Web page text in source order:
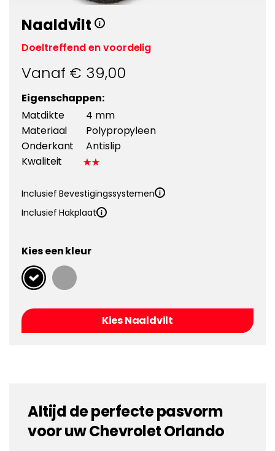
Naaldvilt
Doeltreffend en voordelig
Vanaf € 39,00
Eigenschappen:
Matdikte
4 mm
Materiaal
Polypropyleen
Onderkant
Antislip
Kwaliteit
Inclusief Bevestigingssystemen
Inclusief Hakplaat
Kies een kleur
Kies Naaldvilt
Altijd de perfecte pasvorm
voor uw Chevrolet Orlando